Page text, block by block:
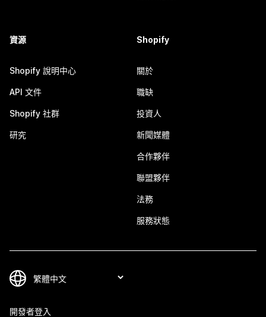
資源
Shopify 說明中心
API 文件
Shopify 社群
研究
Shopify
關於
職缺
投資人
新聞媒體
合作夥伴
聯盟夥伴
法務
服務狀態
開發者登入